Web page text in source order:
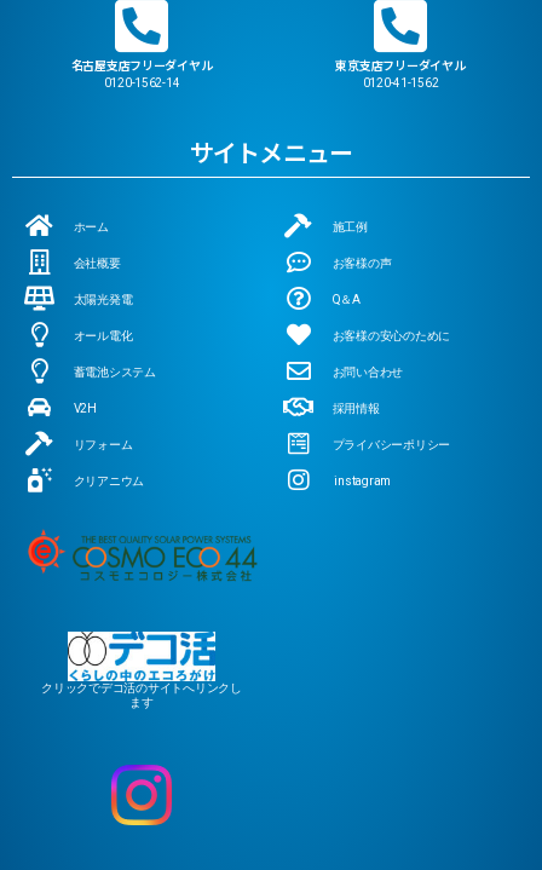
名古屋支店フリーダイヤル
0120-1562-14
東京支店フリーダイヤル
0120-41-1562
サイトメニュー
ホーム
会社概要
太陽光発電
オール電化
蓄電池システム
V2H
リフォーム
クリアニウム
施工例
お客様の声
Q＆A
お客様の安心のために
お問い合わせ
採用情報
プライバシーポリシー
instagram
クリックでデコ活のサイトへリンクし
ます